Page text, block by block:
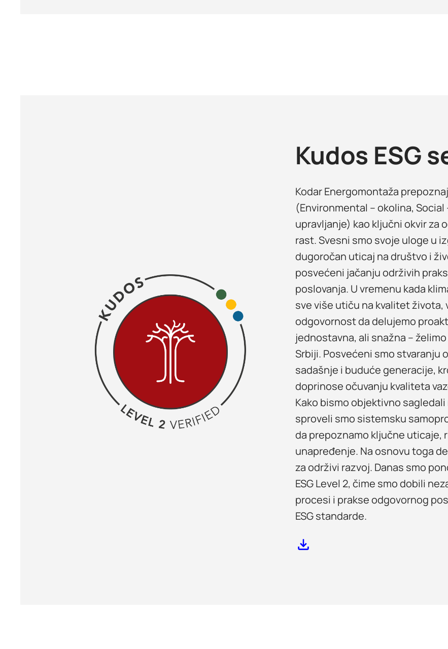
Kudos ESG
Kodar Energomontaža
(Environmental – okolina,
upravljanje) kao ključni okvir za
rast. Svesni smo svoje uloge u
dugoročan uticaj na društvo i
posvećeni jačanju održivih
poslovanja. U vremenu kada
sve više utiču na kvalitet života,
odgovornost da delujemo
jednostavna, ali snažna –
Srbiji. Posvećeni smo stvaranju
sadašnje i buduće generacije,
doprinose očuvanju kvaliteta
Kako bismo objektivno
sproveli smo sistemsku
da prepoznamo ključne uticaje,
unapređenje. Na osnovu toga
za održivi razvoj. Danas smo
ESG Level 2, čime smo dobili
procesi i prakse odgovornog
ESG standarde.